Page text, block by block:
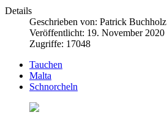
Details
Geschrieben von: Patrick Buchholz
Veröffentlicht: 19. November 2020
Zugriffe: 17048
Tauchen
Malta
Schnorcheln